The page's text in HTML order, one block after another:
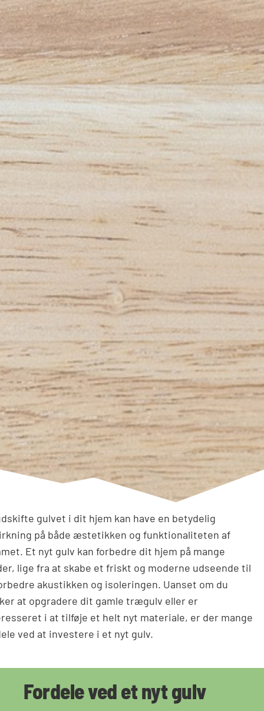
gulvet i dit hjem kan have en betydelig
på både æstetikken og funktionaliteten af
Et nyt gulv kan forbedre dit hjem på mange
lige fra at skabe et friskt og moderne udseende til
akustikken og isoleringen. Uanset om du
at opgradere dit gamle trægulv eller er
i at tilføje et helt nyt materiale, er der mange
ved at investere i et nyt gulv.
Fordele ved et nyt gulv